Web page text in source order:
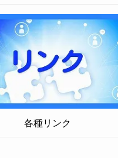
各種リンク